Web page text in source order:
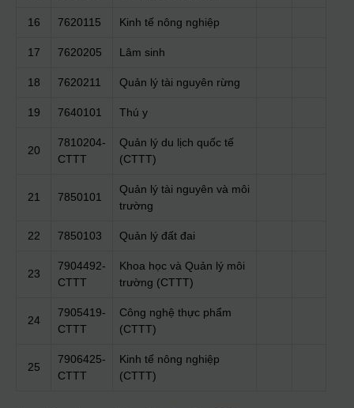
16 7620115 Kinh tế nông nghiệp
17 7620205 Lâm sinh
18 7620211 Quản lý tài nguyên rừng
19 7640101 Thú y
20
7810204-
CTTT
Quản lý du lịch quốc tế
(CTTT)
21 7850101
Quản lý tài nguyên và môi
trường
22 7850103 Quản lý đất đai
23
7904492-
CTTT
Khoa học và Quản lý môi
trường (CTTT)
24
7905419-
CTTT
Công nghệ thực phẩm
(CTTT)
25
7906425-
CTTT
Kinh tế nông nghiệp
(CTTT)